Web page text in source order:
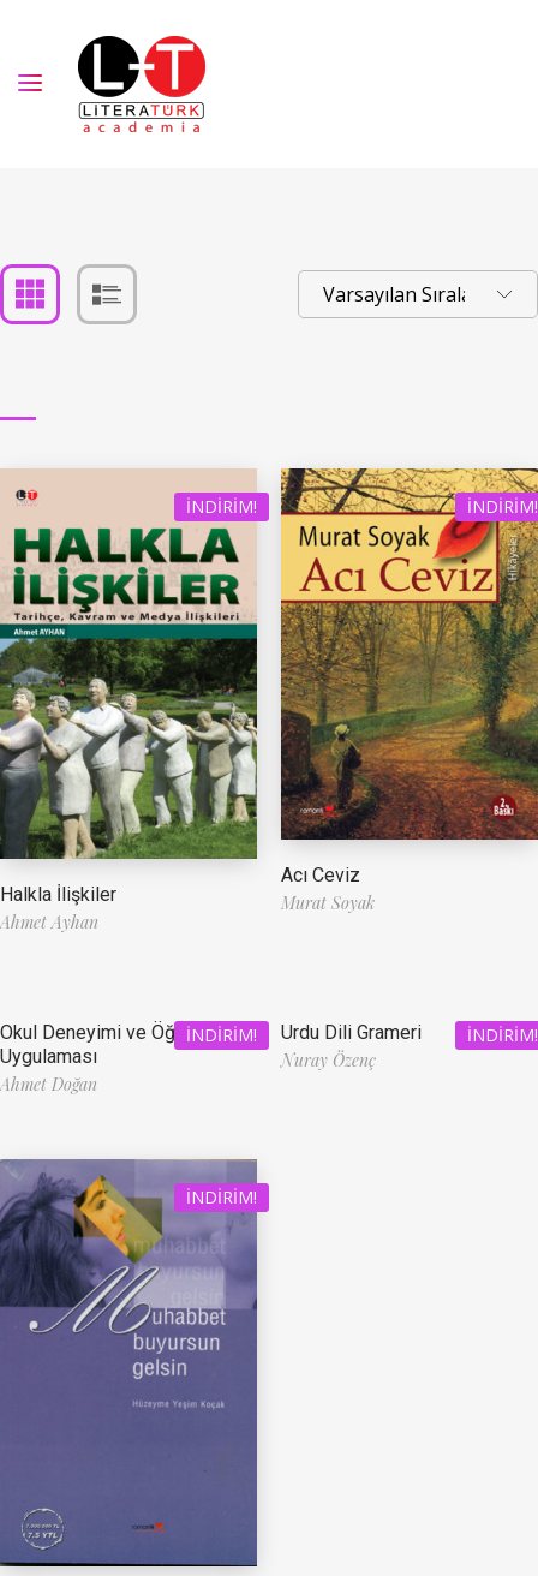
İNDIRIM!
Halkla İlişkiler
Ahmet Ayhan
İNDIRIM!
Acı Ceviz
Murat Soyak
İNDIRIM!
Okul Deneyimi ve Öğretmenlik
Uygulaması
Ahmet Doğan
İNDIRIM!
Urdu Dili Grameri
Nuray Özenç
İNDIRIM!